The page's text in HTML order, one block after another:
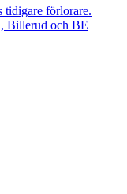
tidigare förlorare.
Billerud och BE